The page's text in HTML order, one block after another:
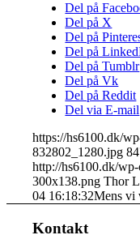
Del på
Del på X
Del på
Del på
Del på Tumblr
Del på Vk
Del på Reddit
Del via E-mail
https://hs6100.dk/
832802_1280.jpg
http://hs6100.dk/
300x138.png Thor
04 16:18:32Mens vi
Kontakt